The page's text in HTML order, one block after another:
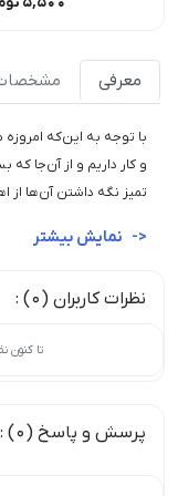
معرفی
با توجه به این‌که
و‌ کار داریم و از آن‌جا که
تمیز نگه داشتن آن‌ها از
نظرات کاربران (0) :
تا کنون
پرسش و پاسخ (0) :